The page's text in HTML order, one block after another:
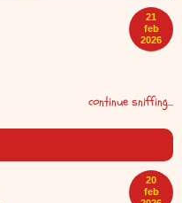
21
feb
2026
continue sniffing...
20
feb